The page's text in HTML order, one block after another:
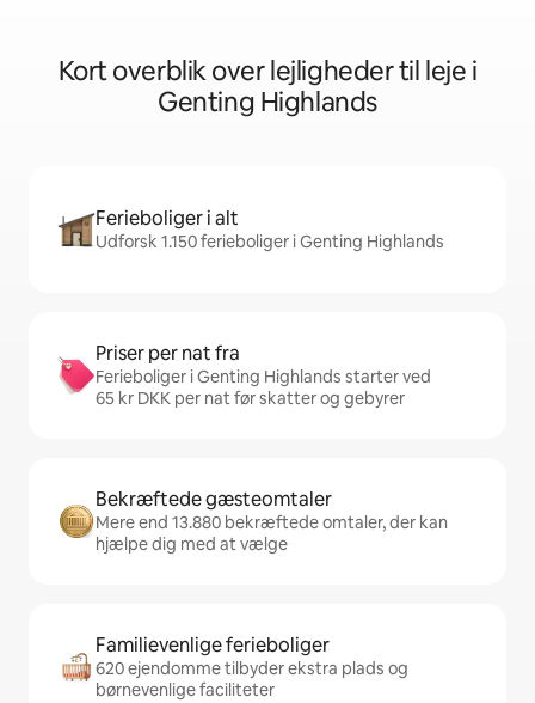
Kort overblik over lejligheder til leje i
Genting Highlands
Ferieboliger i alt
Udforsk 1.150 ferieboliger i Genting Highlands
Priser per nat fra
Ferieboliger i Genting Highlands starter ved
65 kr DKK per nat før skatter og gebyrer
Bekræftede gæsteomtaler
Mere end 13.880 bekræftede omtaler, der kan
hjælpe dig med at vælge
Familievenlige ferieboliger
620 ejendomme tilbyder ekstra plads og
børnevenlige faciliteter